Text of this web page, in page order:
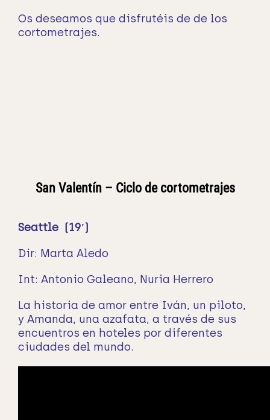
Os deseamos que disfrutéis de de los
cortometrajes.
San Valentín – Ciclo de cortometrajes
Seattle (19′)
Dir: Marta Aledo
Int: Antonio Galeano, Nuria Herrero
La historia de amor entre Iván, un piloto,
y Amanda, una azafata, a través de sus
encuentros en hoteles por diferentes
ciudades del mundo.